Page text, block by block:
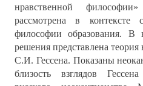
нравственной
рассмотрена в контексте
философии образования. В
решения представлена теория
С.И. Гессена. Показаны
близость взглядов